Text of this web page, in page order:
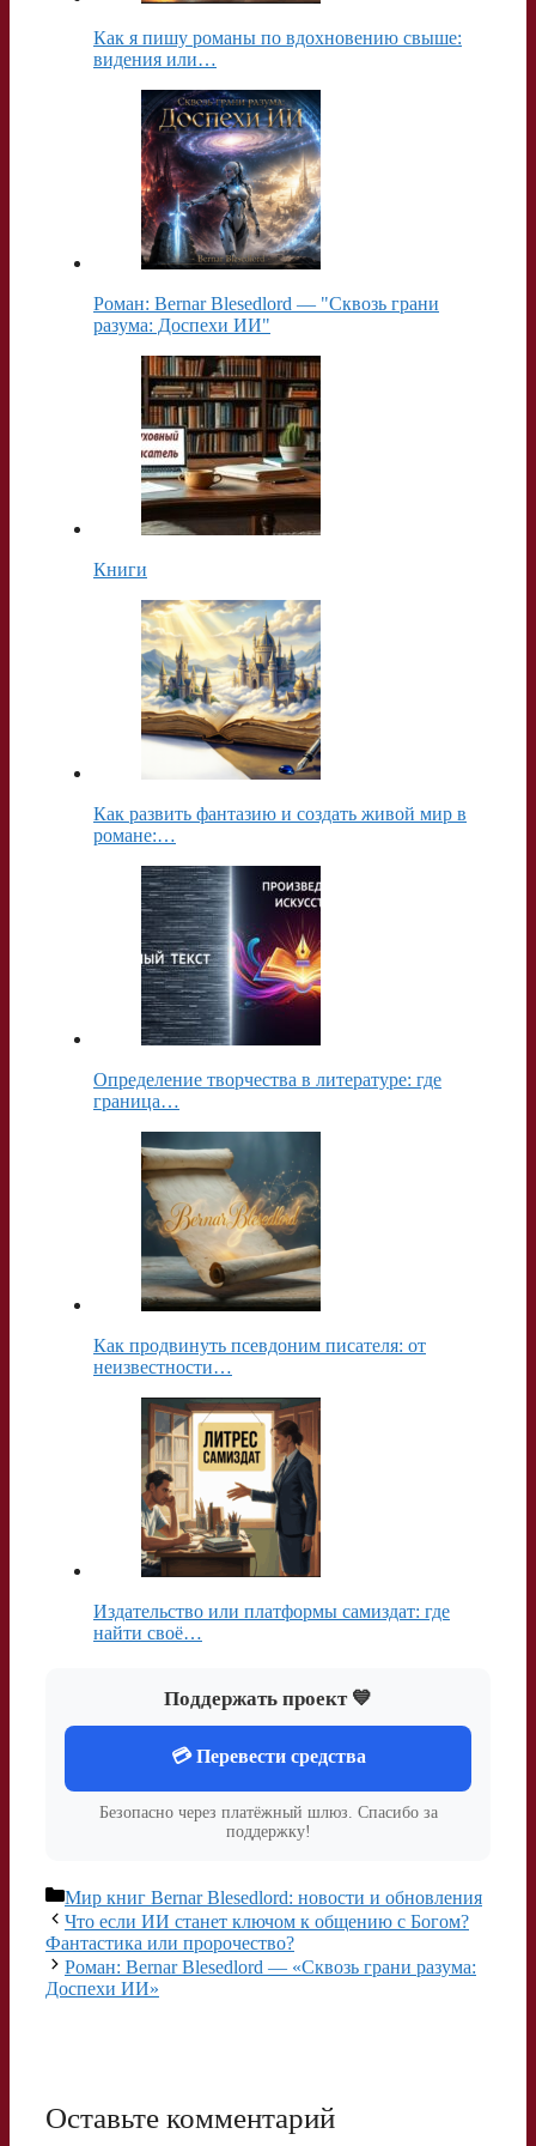
Как я пишу романы по вдохновению свыше:
видения или…
Роман: Bernar Blesedlord — "Сквозь грани
разума: Доспехи ИИ"
Книги
Как развить фантазию и создать живой мир в
романе:…
Определение творчества в литературе: где
граница…
Как продвинуть псевдоним писателя: от
неизвестности…
Издательство или платформы самиздат: где
найти своё…
Поддержать проект 💙
💳 Перевести средства
Безопасно через платёжный шлюз. Спасибо за
поддержку!
Рубрики
Мир книг Bernar Blesedlord: новости и обновления
Что если ИИ станет ключом к общению с Богом?
Фантастика или пророчество?
Роман: Bernar Blesedlord — «Сквозь грани разума:
Доспехи ИИ»
Оставьте комментарий